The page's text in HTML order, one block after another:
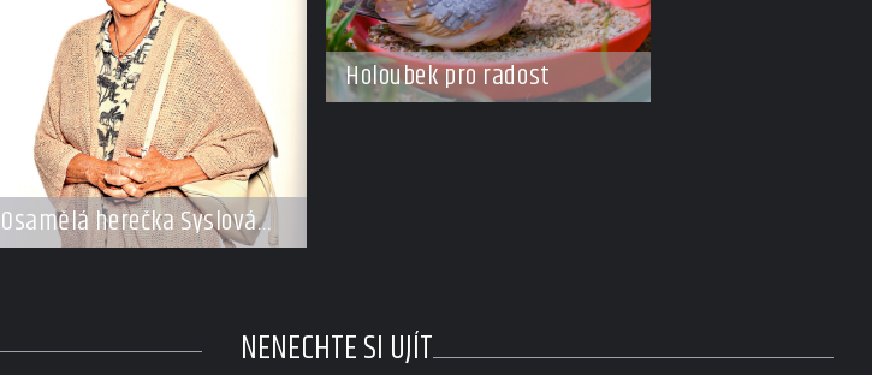
Osamělá herečka Syslová
všechno vzdala?
Holoubek pro radost
NENECHTE SI UJÍT